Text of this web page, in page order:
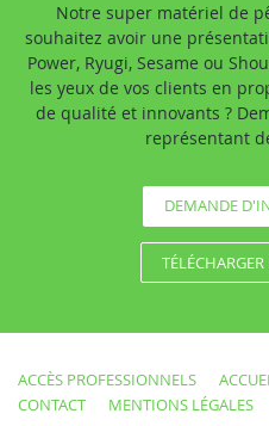
Notre super matériel de
souhaitez avoir une
Power, Ryugi, Sesame ou
les yeux de vos clients en
de qualité et innovants ?
représentant
DEMANDE
ACCÈS PROFESSIONNELS
CONTACT
MENTIONS LÉGALES